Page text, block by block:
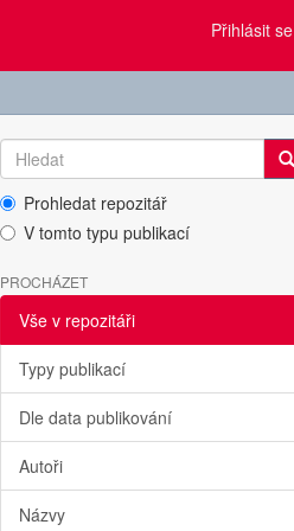
Přihlásit se
Prohledat repozitář
V tomto typu publikací
PROCHÁZET
Vše v repozitáři
Typy publikací
Dle data publikování
Autoři
Názvy